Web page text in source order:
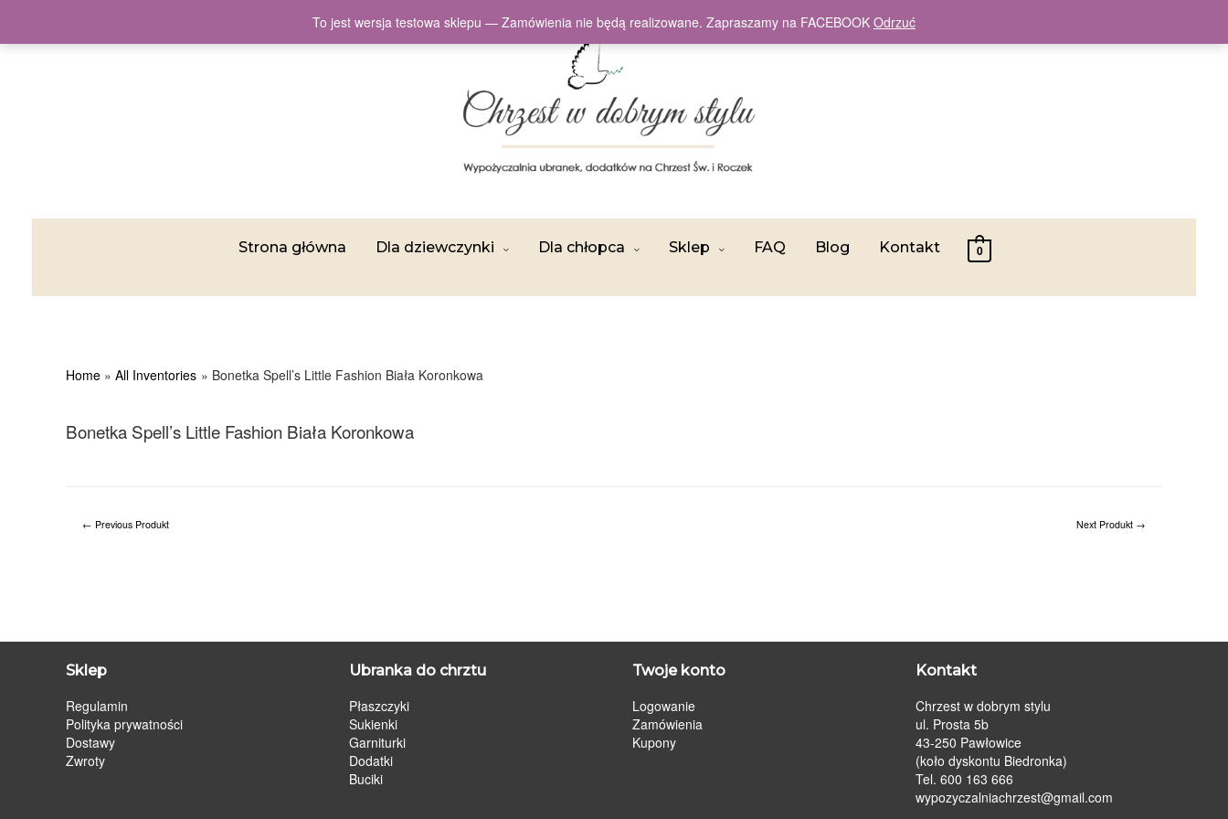
Strona główna Dla dziewczynki Dla chłopca Sklep FAQ Blog Kontakt 0
Home All Inventories Bonetka Spell’s Little Fashion Biała Koronkowa
Bonetka Spell’s Little Fashion Biała Koronkowa
← Previous Produkt Next Produkt →
Sklep
Regulamin
Polityka prywatności
Dostawy
Zwroty
Ubranka do chrztu
Płaszczyki
Sukienki
Garniturki
Dodatki
Buciki
Twoje konto
Logowanie
Zamówienia
Kupony
Kontakt
Chrzest w dobrym stylu
ul. Prosta 5b
43-250 Pawłowice
(koło dyskontu Biedronka)
Tel. 600 163 666
wypozyczalniachrzest@gmail.com
To jest wersja testowa sklepu — Zamówienia nie będą realizowane. Zapraszamy na FACEBOOK Odrzuć